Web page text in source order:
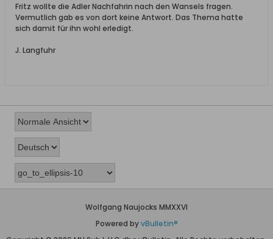
Fritz wollte die Adler Nachfahrin nach den Wansels fragen.
Vermutlich gab es von dort keine Antwort. Das Thema hatte
sich damit für ihn wohl erledigt.
J. Langfuhr
Wolfgang Naujocks MMXXVI
Powered byvBulletin®